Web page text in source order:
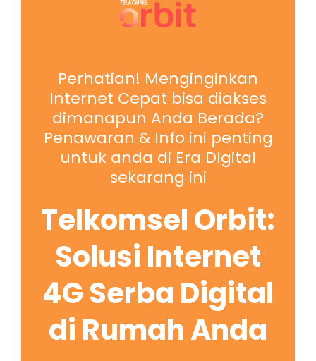
Perhatian! Menginginkan
Internet Cepat bisa diakses
dimanapun Anda Berada?
Penawaran & Info ini penting
untuk anda di Era DIgital
sekarang ini
Telkomsel Orbit:
Solusi Internet
4G Serba Digital
di Rumah Anda